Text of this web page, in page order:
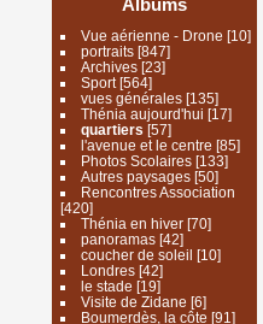
Albums
Vue aérienne - Drone [10]
portraits[847]
Archives [23]
Sport[564]
vues générales[135]
Thénia aujourd'hui [17]
quartiers [57]
l'avenue et le centre [85]
Photos Scolaires[133]
Autres paysages[50]
Rencontres Association
[420]
Thénia en hiver[70]
panoramas[42]
coucher de soleil [10]
Londres[42]
le stade [19]
Visite de Zidane [6]
Boumerdès, la côte [91]